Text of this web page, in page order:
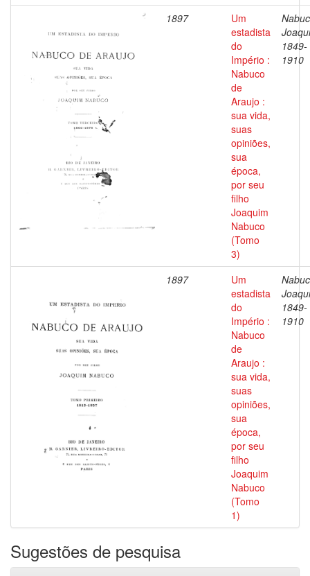
1897
Um
estadista
do
Império :
Nabuco
de
Araujo :
sua vida,
suas
opiniões,
sua
época,
por seu
filho
Joaquim
Nabuco
(Tomo
3)
1849-
1910
1897
Um
estadista
do
Império :
Nabuco
de
Araujo :
sua vida,
suas
opiniões,
sua
época,
por seu
filho
Joaquim
Nabuco
(Tomo
1)
1849-
1910
Sugestões de pesquisa